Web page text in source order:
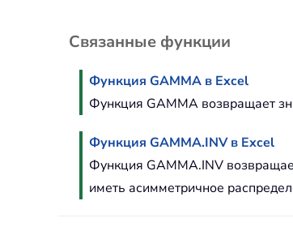
Связанные функции
Функция GAMMA в Excel
Функция GAMMA возвращает
Функция GAMMA.INV в Excel
Функция GAMMA.INV
иметь асимметричное